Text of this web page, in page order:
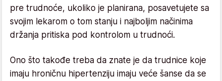
pre trudnoće, ukoliko je planirana, posavetujete sa
svojim lekarom o tom stanju i najboljim načinima
držanja pritiska pod kontrolom u trudnoći.
Ono što takođe treba da znate je da trudnice koje
imaju hroničnu hipertenziju imaju veće šanse da se